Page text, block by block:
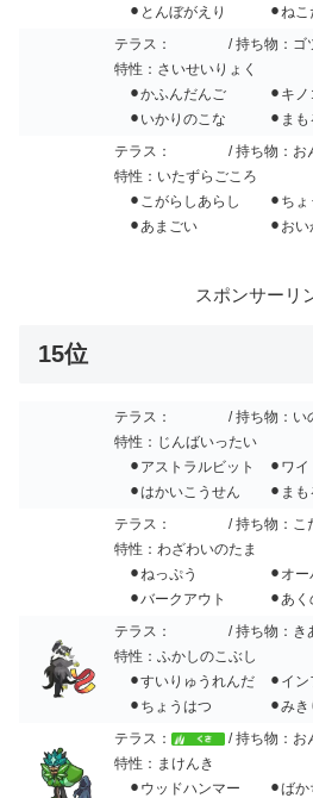
⚫︎とんぼがえり ⚫︎ねこ
テラス：
/ 持ち物：ゴ
特性：さいせいりょく
⚫︎かふんだんご ⚫︎キノ
⚫︎いかりのこな ⚫︎まも
テラス：
/ 持ち物：お
特性：いたずらごころ
⚫︎こがらしあらし ⚫︎ちょ
⚫︎あまごい ⚫︎おい
スポンサーリ
15位
テラス：
/ 持ち物：い
特性：じんばいったい
⚫︎アストラルビット ⚫︎ワイ
⚫︎はかいこうせん ⚫︎まも
テラス：
/ 持ち物：こ
特性：わざわいのたま
⚫︎ねっぷう ⚫︎オーバ
⚫︎バークアウト ⚫︎あく
テラス：
/ 持ち物：き
特性：ふかしのこぶし
⚫︎すいりゅうれんだ ⚫︎イン
⚫︎ちょうはつ ⚫︎みき
テラス：
/ 持ち物：お
特性：まけんき
⚫︎ウッドハンマー ⚫︎ばか